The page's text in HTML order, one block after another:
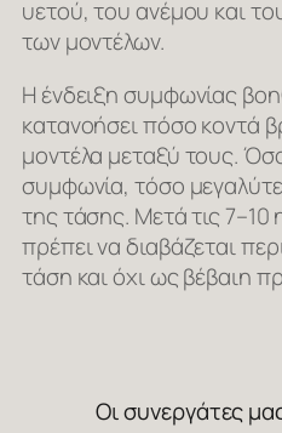
υετού, του ανέμου και
των μοντέλων.
Η ένδειξη συμφωνίας
κατανοήσει πόσο κοντά
μοντέλα μεταξύ τους.
συμφωνία, τόσο
της τάσης. Μετά τις
πρέπει να διαβάζεται
τάση και όχι ως βέβαιη
Οι συνεργάτες